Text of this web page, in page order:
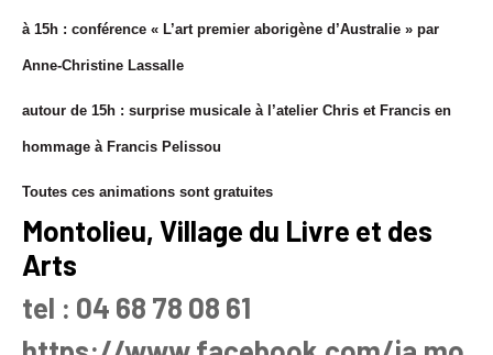
à 15h : conférence « L’art premier aborigène d’Australie » par
Anne-Christine Lassalle
autour de 15h : surprise musicale à l’atelier Chris et Francis en
hommage à Francis Pelissou
Toutes ces animations sont gratuites
Montolieu, Village du Livre et des
Arts
tel : 04 68 78 08 61